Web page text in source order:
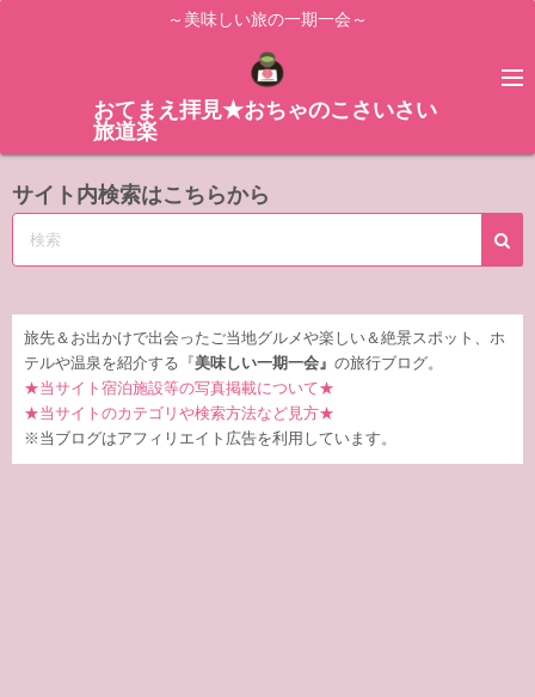
ス
ッ
～美味しい旅の一期一会～
おてまえ拝見★おちゃのこさいさい
旅道楽
サイト内検索はこちらから
旅先＆お出かけで出会ったご当地グルメや楽しい＆絶景スポット、ホ
テルや温泉を紹介する『 美味しい一期一会』 の旅行ブログ。
★当サイト宿泊施設等の写真掲載について★
★当サイトのカテゴリや検索方法など見方★
※当ブログはアフィリエイト広告を利用しています。